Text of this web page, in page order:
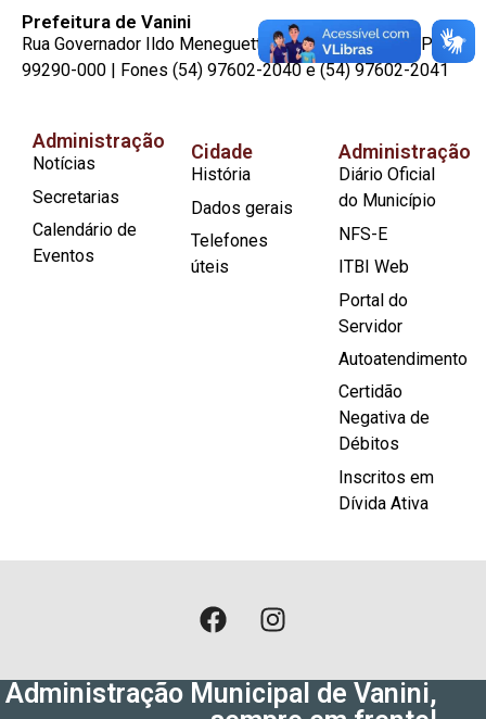
Prefeitura de Vanini
Rua Governador Ildo Meneguetti, n° 297 | Centro | CEP:
99290-000 | Fones (54) 97602-2040 e (54) 97602-2041
Administração
Notícias
Secretarias
Calendário de
Eventos
Cidade
História
Dados gerais
Telefones
úteis
Administração
Diário Oficial
do Município
NFS-E
ITBI Web
Portal do
Servidor
Autoatendimento
Certidão
Negativa de
Débitos
Inscritos em
Dívida Ativa
Administração Municipal de Vanini,